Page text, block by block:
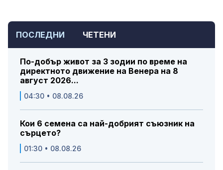
ПОСЛЕДНИ ЧЕТЕНИ
По-добър живот за 3 зодии по време на
директното движение на Венера на 8
август 2026...
04:30 • 08.08.26
Кои 6 семена са най-добрият съюзник на
сърцето?
01:30 • 08.08.26